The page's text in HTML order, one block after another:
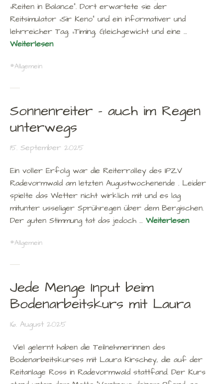
„Reiten in Balance“. Dort erwartete sie der
Reitsimulator „Sir Keno“ und ein informativer und
lehrreicher Tag. „Timing, Gleichgewicht und eine …
Weiterlesen
Allgemein
Sonnenreiter – auch im Regen
unterwegs
15. September 2025
Ein voller Erfolg war die Reiterralley des IPZV
Radevormwald am letzten Augustwochenende . Leider
spielte das Wetter nicht wirklich mit und es lag
mitunter usseliger Sprühregen über dem Bergischen.
Der guten Stimmung tat das jedoch … Weiterlesen
Allgemein
Jede Menge Input beim
Bodenarbeitskurs mit Laura
16. August 2025
Viel gelernt haben die Teilnehmerinnen des
Bodenarbeitskurses mit Laura Kirschey, die auf der
Reitanlage Ross in Radevormwald stattfand. Der Kurs